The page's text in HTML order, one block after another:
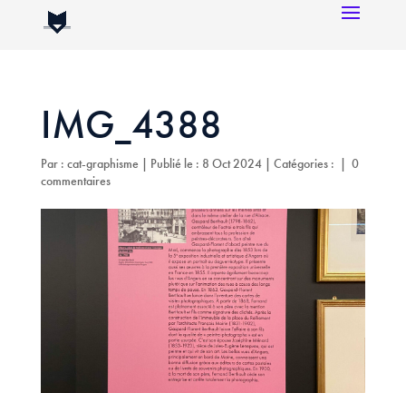
IMG_4388
Par : cat-graphisme | Publié le : 8 Oct 2024 | Catégories : | 0
commentaires